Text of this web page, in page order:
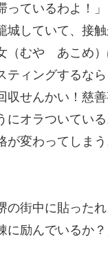
っているわよ！」
城していて、接触
むや あこめ）
ィングするなら
収せんかい！慈
オラついてい
が変わってしまう
の街中に貼った
に励んでいるか？